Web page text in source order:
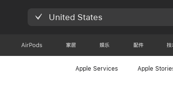
United States
AirPods 家居 娱乐 配件 技
Apple Services Apple